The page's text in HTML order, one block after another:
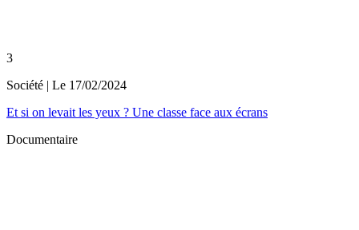
3
Société | Le 17/02/2024
Et si on levait les yeux ? Une classe face aux écrans
Documentaire